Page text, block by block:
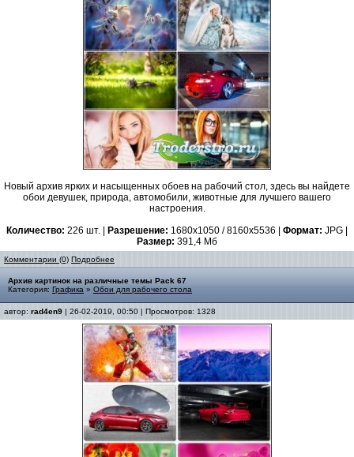
Новый архив ярких и насыщенных обоев на рабочий стол, здесь вы найдете
обои девушек, природа, автомобили, животные для лучшего вашего
настроения.
Количество: 226 шт. | Разрешение: 1680x1050 / 8160x5536 | Формат: JPG |
Размер: 391,4 Мб
Комментарии (0) Подробнее
Архив картинок на различные темы Pack 67
Категория: Графика » Обои для рабочего стола
автор: rad4en9 | 26-02-2019, 00:50 | Просмотров: 1328